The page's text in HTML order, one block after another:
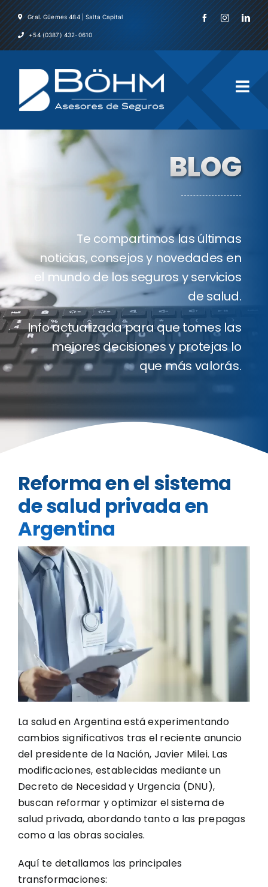
Skip
to
content
Gral. Güemes 484 | Salta Capital
+54 (0387) 432-0610
La
Clientes
BLOG
Te compartimos las últimas
noticias, consejos y novedades en
el mundo de los seguros y servicios
de salud.
Info actualizada para que tomes las
mejores decisiones y protejas lo
que más valorás.
Reforma en el sistema
de salud privada en
Argentina
La salud en Argentina está experimentando
cambios significativos tras el reciente anuncio
del presidente de la Nación, Javier Milei. Las
modificaciones, establecidas mediante un
Decreto de Necesidad y Urgencia (DNU),
buscan reformar y optimizar el sistema de
salud privada, abordando tanto a las prepagas
como a las obras sociales.
Aquí te detallamos las principales
transformaciones: